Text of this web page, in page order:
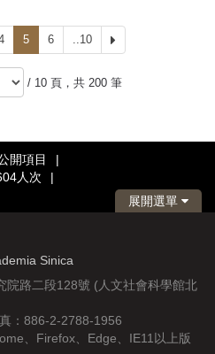
5 6 ..10
一
/ 10 頁，共 200 筆
開項目
|
人次
|
展開選單
Sinica
院路二段128號 (人文社會科學館北
：886-2-2788-1956
、Firefox、Edge、IE11以上版